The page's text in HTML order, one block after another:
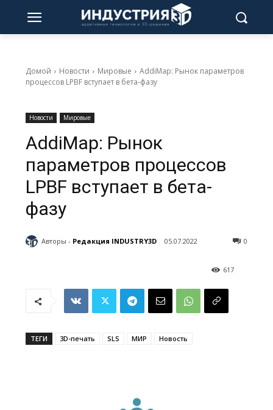
Домой Новости Мировые
AddiMap: Рынок параметров
процессов LPBF вступает в бета-фазу
Новости Мировые
AddiMap: Рынок
параметров процессов
LPBF вступает в бета-
фазу
Авторы - Редакция INDUSTRY3D 05.07.2022 0
617
ТЕГИ 3D-печать SLS МИР Новость